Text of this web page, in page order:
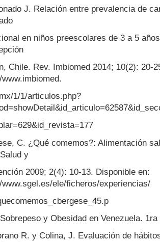
J. Relación entre prevalencia de
en niños preescolares de 3 a 5
Chile. Rev. Imbiomed 2014; 10(2): 20-
1/1/articulos.php?
C. ¿Qué comemos?: Alimentación
y
2009; 2(4): 10-13. Disponible en:
www.sgel.es/ele/ficheros/experiencias/
Sobrepeso y Obesidad en Venezuela.
R. y Colina, J. Evaluación de